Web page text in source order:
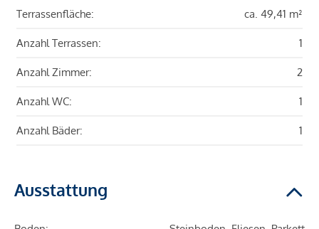
Terrassenfläche: ca. 49,41 m²
Anzahl Terrassen: 1
Anzahl Zimmer: 2
Anzahl WC: 1
Anzahl Bäder: 1
Ausstattung